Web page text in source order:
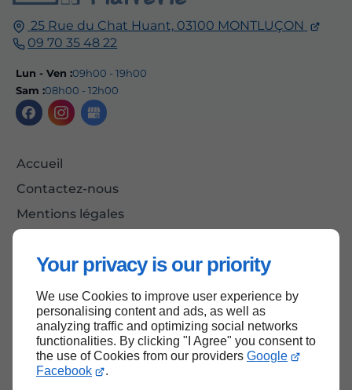
Your privacy is our priority
We use Cookies to improve user experience by
personalising content and ads, as well as
analyzing traffic and optimizing social networks
functionalities. By clicking "I Agree" you consent to
the use of Cookies from our providers Google
Facebook
.
25 Rue du Chat Huant, 03100 MONTLUÇON
09 70 35 48 22
Lun - Ven :09h00 - 19h00
Sam :08h00 - 12h00
Accueil
Contactez-nous
Mentions légales
Haut de page